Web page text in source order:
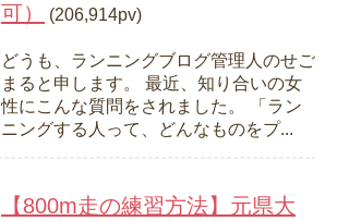
可）
(206,914pv)
どうも、ランニングブログ管理人のせご
まると申します。 最近、知り合いの女
性にこんな質問をされました。 「ラン
ニングする人って、どんなものをプ...
【800m走の練習方法】元県大